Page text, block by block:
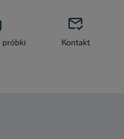
próbki

Kontakt